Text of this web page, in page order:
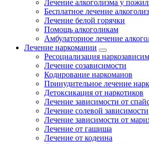
Лечение алкоголизма у
Бесплатное лечение
Лечение белой горячки
Помощь алкоголикам
Амбулаторное лечение
Лечение наркомании
Ресоциализация
Лечение созависимости
Кодирование наркоманов
Принудительное лечение
Детоксикация от наркотиков
Лечение зависимости от
Лечение солевой зависимости
Лечение зависимости от
Лечение от гашиша
Лечение от кодеина